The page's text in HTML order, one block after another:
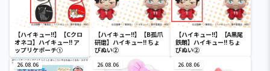
【ハイキュー!!】【Cクロ
オネコ】ハイキュー!! ア
ップリケポーチ①
【ハイキュー!!】【B孤爪
研磨】ハイキュー!! ちょ
ぴぬい②
【ハイキュー!!】【A黒尾
鉄朗】ハイキュー!! ちょ
ぴぬい②
26.08.06 26.08.06 26.08.06